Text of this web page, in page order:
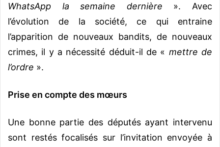
WhatsApp la semaine dernière ». Avec
l’évolution de la société, ce qui entraine
l’apparition de nouveaux bandits, de nouveaux
crimes, il y a nécessité déduit-il de « mettre de
l’ordre ».
Prise en compte des mœurs
Une bonne partie des députés ayant intervenu
sont restés focalisés sur l’invitation envoyée à